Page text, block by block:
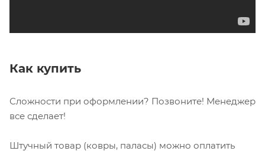
Как купить
Сложности при оформлении? Позвоните! Менеджер
все сделает!
Штучный товар (ковры, паласы) можно оплатить